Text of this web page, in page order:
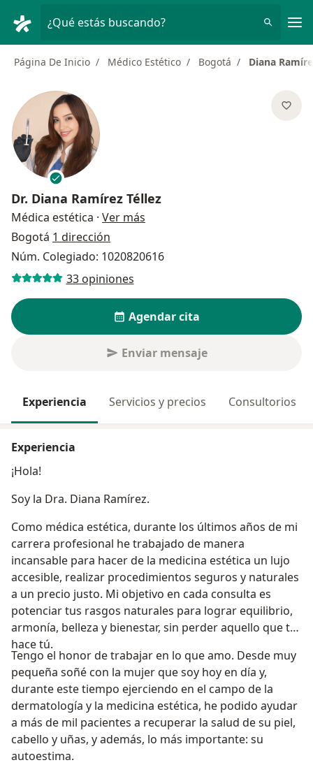
¿Qué estás buscando?
Página De Inicio Médico Estético Bogotá Diana
Dr. Diana Ramírez Téllez
Médica estética · Ver más
Bogotá 1 dirección
Núm. Colegiado: 1020820616
33 opiniones
Agendar cita
Enviar mensaje
Experiencia Servicios y precios Consultorios
Experiencia
¡Hola!
Soy la Dra. Diana Ramírez.
Como médica estética, durante los últimos años de mi
carrera profesional he trabajado de manera
incansable para hacer de la medicina estética un lujo
accesible, realizar procedimientos seguros y naturales
a un precio justo. Mi objetivo en cada consulta es
potenciar tus rasgos naturales para lograr equilibrio,
armonía, belleza y bienestar, sin perder aquello que te
hace tú.
Tengo el honor de trabajar en lo que amo. Desde muy
pequeña soñé con la mujer que soy hoy en día y,
durante este tiempo ejerciendo en el campo de la
dermatología y la medicina estética, he podido ayudar
a más de mil pacientes a recuperar la salud de su piel,
cabello y uñas, y además, lo más importante: su
autoestima.